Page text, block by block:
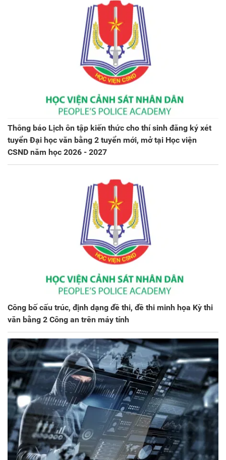
Thông báo Lịch ôn tập kiến thức cho thí sinh đăng ký xét
tuyển Đại học văn bằng 2 tuyển mới, mở tại Học viện
CSND năm học 2026 - 2027
Công bố cấu trúc, định dạng đề thi, đề thi minh họa Kỳ thi
văn bằng 2 Công an trên máy tính